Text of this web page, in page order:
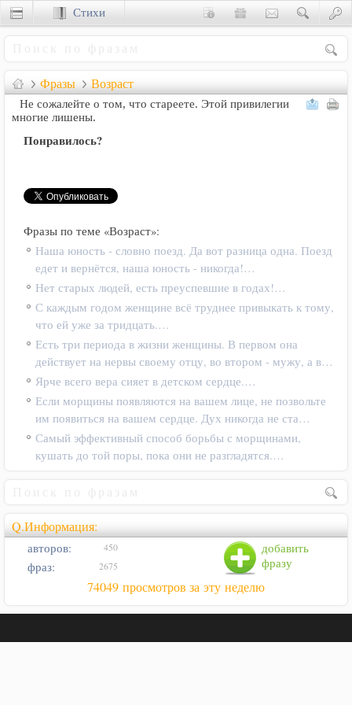
Фразы Возраст
Не сожалейте о том, что стареете. Этой привилегии
многие лишены.
Понравилось?
Фразы по теме «Возраст»:
Наша юность - словно поезд. Да вот разница одна. Поезд
едет и вернётся, наша юность - никогда!…
Нет старых людей, есть преуспевшие в годах!…
С каждым годом женщине всё труднее привыкать к тому,
что ей уже за тридцать.…
Есть три периода в жизни женщины. В первом она
действует на нервы своему отцу, во втором - мужу, а в…
Ярче всего вера сияет в детском сердце.…
Если морщины появляются на вашем лице, не позвольте
им появиться на вашем сердце. Дух никогда не ста…
Самый эффективный способ борьбы с морщинами,
кушать до той поры, пока они не разгладятся.…
Q.Информация:
добавить
фразу
авторов: 450
фраз: 2675
74049 просмотров за эту неделю
Стихи